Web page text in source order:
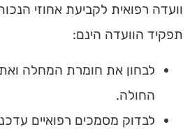
וועדה רפואית לקביעת אחוזי
תפקיד הוועדה הינם:
לבחון את חומרת המחלה
החולה.
לבדוק מסמכים רפואיים